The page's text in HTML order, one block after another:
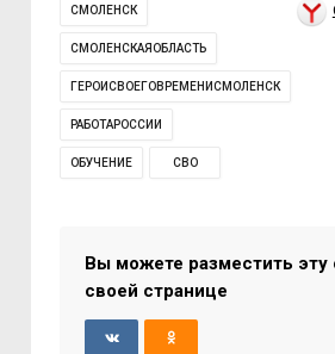
СМОЛЕНСК
СМОЛЕНСКАЯОБЛАСТЬ
ГЕРОИСВОЕГОВРЕМЕНИСМОЛЕНСК
РАБОТАРОССИИ
ОБУЧЕНИЕ СВО
Вы можете разместить эту
своей странице